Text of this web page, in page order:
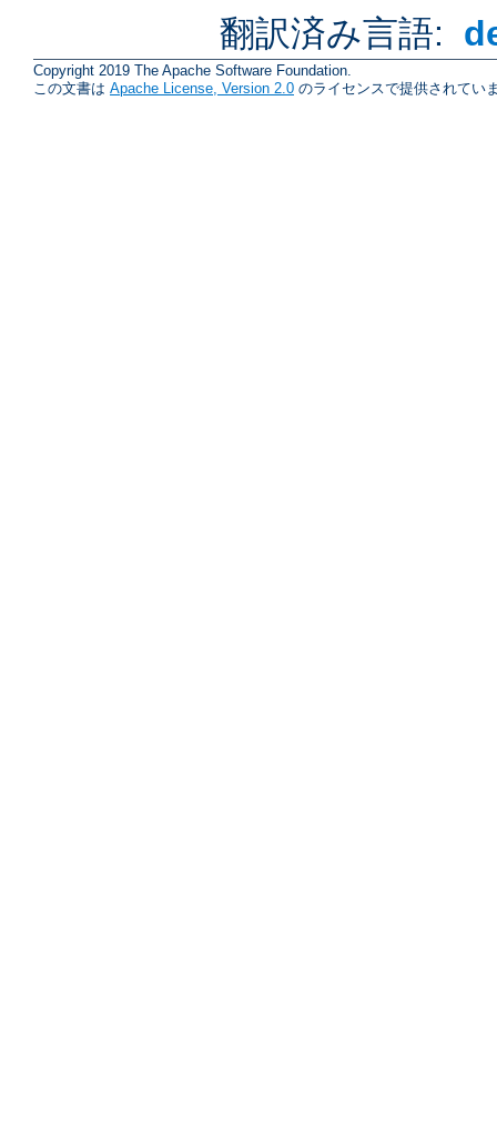
翻訳済み言語:
Copyright 2019 The Apache Software Foundation.
この文書は Apache License, Version 2.0 のライセンスで提供されてい